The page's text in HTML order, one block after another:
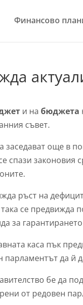
Финансово
и набюджета
съвет.
още в
спази законовия
ръст на
се предвижда
за
каса пък
да й
бе да
от редовен